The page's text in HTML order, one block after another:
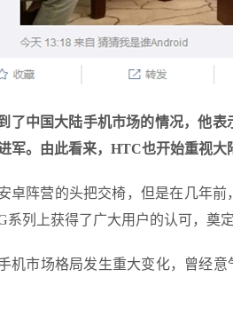
了中国大陆手机市场的情况，他
军。由此看来，HTC也开始重视大
卓阵营的头把交椅，但是在几年
系列上获得了广大用户的认可，奠
机市场格局发生重大变化，曾经